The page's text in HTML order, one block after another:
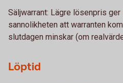
Säljwarrant: Lägre lösenpris
sannolikheten att warranten
slutdagen minskar (om
Löptid